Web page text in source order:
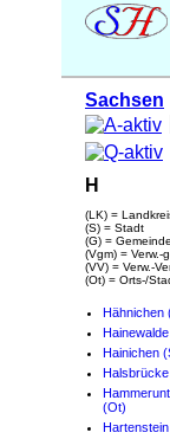
Sachsen
H
(LK) =
(S) = Stadt
(G) = Gemeinde
(Vgm) = Verw.-
(VV) = Verw.-
(Ot) = Orts-/
Hähnichen
Hainichen
(Ot)